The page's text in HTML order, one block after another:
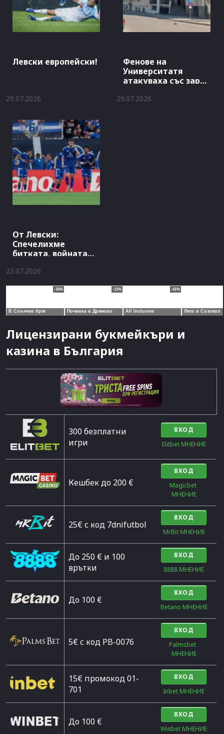
Левски европейски!
29.07.2026
Фенове на
Университатя
атакуваха със заря
29.07.2026
От Левски:
Спечелихме
битката, войната
23.07.2026
Лицензирани букмейкъри и
казина в България
300 безплатни
игри
ВХОД
Elitbet МНЕНИЕ
Кешбек до 200 €
ВХОД
Magicbet
МНЕНИЕ
25€ с код 7dnifutbol
ВХОД
MrBit МНЕНИЕ
До 250 € и 100
врътки
ВХОД
8888 МНЕНИЕ
Дo 100 €
ВХОД
Betano МНЕНИЕ
5€ с код PB-0076
ВХОД
Palmsbet
МНЕНИЕ
15€ промокод 01-
701
ВХОД
Inbet МНЕНИЕ
До 100 €
ВХОД
Winbet МНЕНИЕ